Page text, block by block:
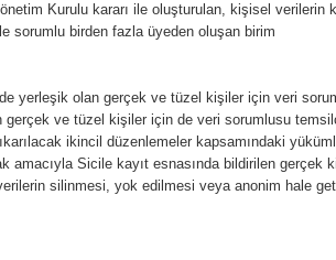
Kurulu kararı ile oluşturulan, kişisel verilerin
sorumlu birden fazla üyeden oluşan birim
yerleşik olan gerçek ve tüzel kişiler için veri
gerçek ve tüzel kişiler için de veri sorumlusu
ikincil düzenlemeler kapsamındaki
amacıyla Sicile kayıt esnasında bildirilen gerçek
silinmesi, yok edilmesi veya anonim hale